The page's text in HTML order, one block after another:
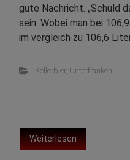
gute Nachricht. „Schuld
sein. Wobei man bei
im vergleich zu 106,6
Kellerbier, Unterfranken
Weiterlesen